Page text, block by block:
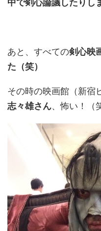
中で剣心論議したりし
あと、すべての剣心映
た（笑）
その時の映画館（新宿
志々雄さん、怖い！（